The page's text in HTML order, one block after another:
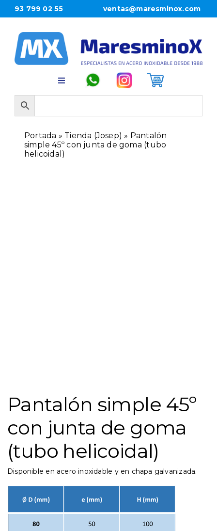
contenido
93 799 02 55 ventas@maresminox.com
Toggle
Navigation
PRODUCTOS
Portada » Tienda (Josep) » Pantalón
simple 45º con junta de goma (tubo
helicoidal)
Pantalón simple 45º
con junta de goma
(tubo helicoidal)
Disponible en acero inoxidable y en chapa galvanizada.